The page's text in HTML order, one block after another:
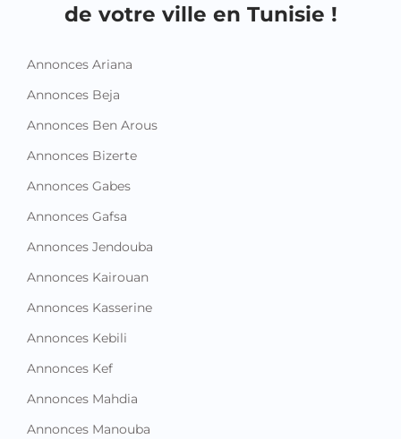
de votre ville en Tunisie !
Annonces Ariana
Annonces Beja
Annonces Ben Arous
Annonces Bizerte
Annonces Gabes
Annonces Gafsa
Annonces Jendouba
Annonces Kairouan
Annonces Kasserine
Annonces Kebili
Annonces Kef
Annonces Mahdia
Annonces Manouba